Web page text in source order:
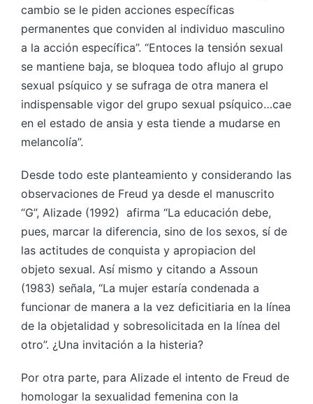
cambio se le piden acciones específicas
permanentes que conviden al individuo masculino
a la acción específica”. “Entoces la tensión sexual
se mantiene baja, se bloquea todo aflujo al grupo
sexual psíquico y se sufraga de otra manera el
indispensable vigor del grupo sexual psíquico…cae
en el estado de ansia y esta tiende a mudarse en
melancolía”.
Desde todo este planteamiento y considerando las
observaciones de Freud ya desde el manuscrito
“G”, Alizade (1992) afirma “La educación debe,
pues, marcar la diferencia, sino de los sexos, sí de
las actitudes de conquista y apropiacion del
objeto sexual. Así mismo y citando a Assoun
(1983) señala, “La mujer estaría condenada a
funcionar de manera a la vez deficitiaria en la línea
de la objetalidad y sobresolicitada en la línea del
otro”. ¿Una invitación a la histeria?
Por otra parte, para Alizade el intento de Freud de
homologar la sexualidad femenina con la